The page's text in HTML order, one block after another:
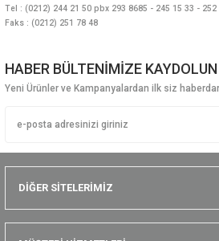
Tel : (0212) 244 21 50 pbx 293 8685 - 245 15 33 - 252
Faks : (0212) 251 78 48
HABER BÜLTENİMİZE KAYDOLUN
Yeni Ürünler ve Kampanyalardan ilk siz
DİĞER SİTELERİMİZ